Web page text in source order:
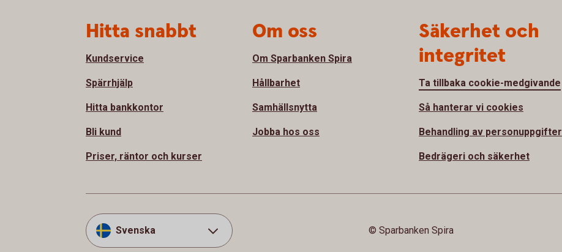
Hitta snabbt
Kundservice
Spärrhjälp
Hitta bankkontor
Bli kund
Priser, räntor och kurser
Om oss
Om Sparbanken Spira
Hållbarhet
Samhällsnytta
Jobba hos oss
Säkerhet och
integritet
Ta tillbaka cookie-medgivande
Så hanterar vi cookies
Behandling av personuppgifter
Bedrägeri och säkerhet
Svenska © Sparbanken Spira